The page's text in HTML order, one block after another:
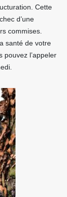
Cette
d’une
commises.
santé de votre
pouvez l’appeler